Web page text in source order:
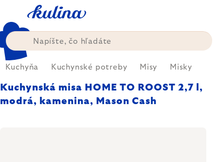
obsah
Kuchyňa Kuchynské potreby Misy Misky
Kuchynská misa HOME TO ROOST 2,7 l,
modrá, kamenina, Mason Cash